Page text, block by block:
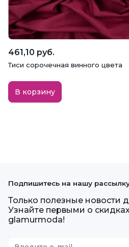
461,10 руб.
Тиси сорочечная винного цвета
В корзину
Подпишитесь на нашу
Только полезные новости
Узнайте первыми о
glamurmoda!